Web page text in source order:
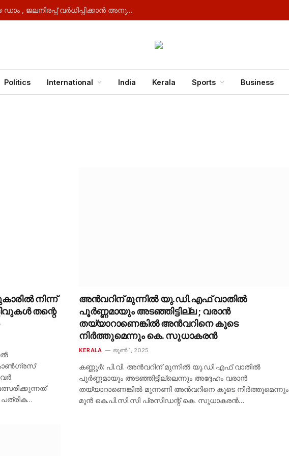
മുല്ലപ്പെരിയാറിൽ വേണ്ടത് പുതിയ ഡാം , ജലനിരപ്പ് വർധിപ്പിക്കാൻ അനുവദിക്കില്ലെന്ന് കേരളം
Politics International India Kerala Sports Business
നിന്ന്
തന്റെ
കോൺഗ്രസ്
അൻവറിന് മുന്നിൽ യു.ഡി.എഫ് വാതിൽ
പൂർണ്ണമായും അടഞ്ഞിട്ടില്ല ; വരാൻ
തയ്യാറാണെങ്കിൽ അൻവറിനെ കൂടെ
നിർത്തുമെന്നും കെ. സുധാകരൻ
KERALA ജൂൺ 1, 2025
കണ്ണൂർ: പി.വി. അൻവറിന് മുന്നിൽ യു.ഡി.എഫ് വാതിൽ
പൂർണ്ണമായും അടഞ്ഞിട്ടില്ലെന്നും അദ്ദേഹം വരാൻ
തയ്യാറാണെങ്കിൽ മുന്നണി അൻവറിനെ കൂടെ നിർത്തുമെന്നും
മുൻ കെ.പി.സി.സി പ്രസിഡന്റ് കെ. സുധാകരൻ…